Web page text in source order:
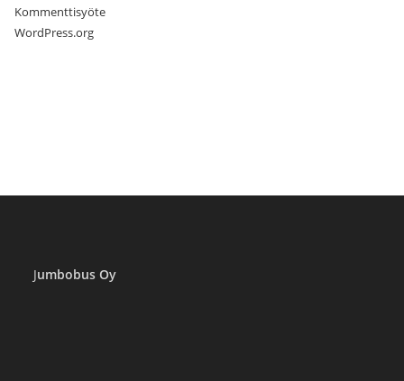
Kommenttisyöte
WordPress.org
Jumbobus Oy